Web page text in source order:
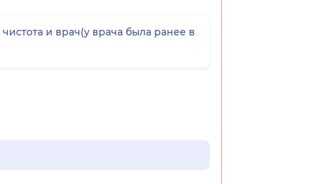
и врач(у врача была ранее в